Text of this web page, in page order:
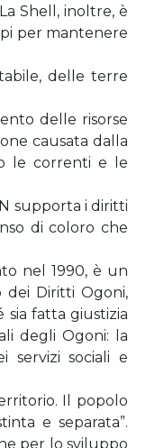
Shell, inoltre, è
per mantenere
delle terre
delle risorse
causata dalla
le correnti e le
supporta i diritti
di coloro che
nel 1990, è un
dei Diritti Ogoni,
fatta giustizia
degli Ogoni: la
servizi sociali e
Il popolo
e separata”.
per lo sviluppo